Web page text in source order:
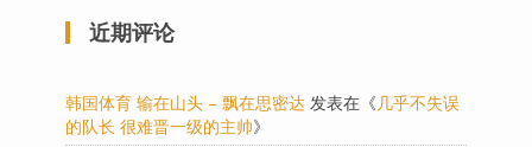
近期评论
韩国体育 输在山头 – 飘在思密达 发表在《 几乎不失误
的队长 很难晋一级的主帅》